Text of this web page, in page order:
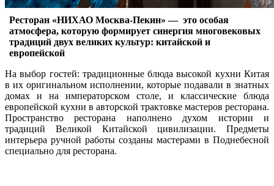
Ресторан «НИХАО Москва-Пекин» — это особая
атмосфера, которую формирует синергия многовековых
традиций двух великих культур: китайской и
европейской
На выбор гостей: традиционные блюда высокой кухни Китая
в их оригинальном исполнении, которые подавали в знатных
домах и на императорском столе, и классические блюда
европейской кухни в авторской трактовке мастеров ресторана.
Пространство ресторана наполнено духом истории и
традиций Великой Китайской цивилизации. Предметы
интерьера ручной работы созданы мастерами в Поднебесной
специально для ресторана.